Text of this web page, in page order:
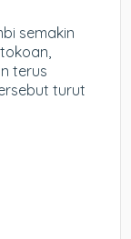
semakin
terus
turut